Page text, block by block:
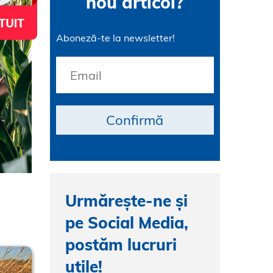
Aboneză-te la newsletter!
Urmărește-ne și
pe Social Media,
postăm lucruri
utile!